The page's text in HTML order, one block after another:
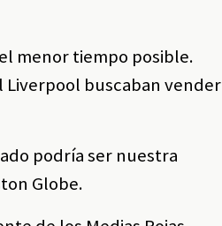
menor tiempo posible.
Liverpool buscaban vender
podría ser nuestra
Globe.